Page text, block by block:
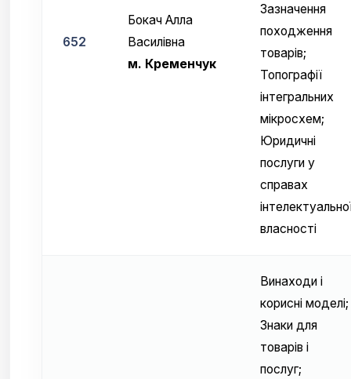
652
Бокач Алла
Василівна
м. Кременчук
Зазначення
походження
товарів;
Топографії
інтегральних
мікросхем;
Юридичні
послуги у
справах
власності
Винаходи і
корисні моделі;
Знаки для
товарів і
послуг;